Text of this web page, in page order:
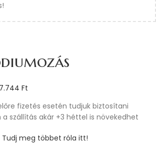
7.744 Ft
fizetés esetén tudjuk biztosítani
a szállítás akár +3 héttel is növekedhet
Tudj meg többet róla itt!